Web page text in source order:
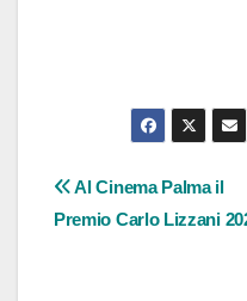
Al Cinema Palma il
Premio Carlo Lizzani